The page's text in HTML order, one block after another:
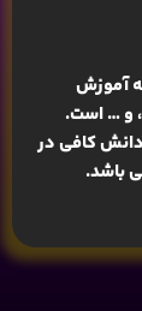
آموزش
، و … است.
دانش کافی در
باشد.